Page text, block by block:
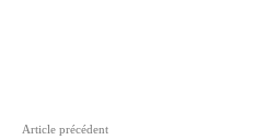
Article précédent